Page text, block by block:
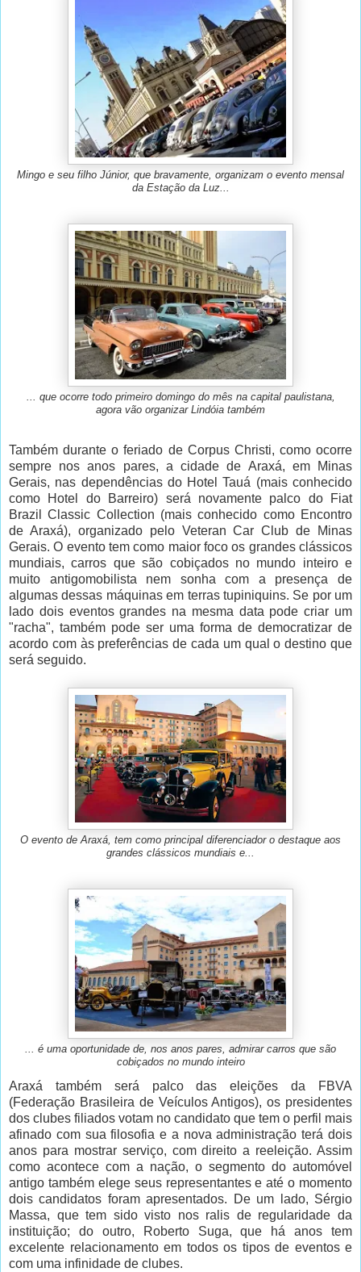
Mingo e seu filho Júnior, que bravamente, organizam o evento mensal
da Estação da Luz...
... que ocorre todo primeiro domingo do mês na capital paulistana,
agora vão organizar Lindóia também
Também durante o feriado de Corpus Christi, como ocorre
sempre nos anos pares, a cidade de Araxá, em Minas
Gerais, nas dependências do Hotel Tauá (mais conhecido
como Hotel do Barreiro) será novamente palco do Fiat
Brazil Classic Collection (mais conhecido como Encontro
de Araxá), organizado pelo Veteran Car Club de Minas
Gerais. O evento tem como maior foco os grandes clássicos
mundiais, carros que são cobiçados no mundo inteiro e
muito antigomobilista nem sonha com a presença de
algumas dessas máquinas em terras tupiniquins. Se por um
lado dois eventos grandes na mesma data pode criar um
"racha", também pode ser uma forma de democratizar de
acordo com às preferências de cada um qual o destino que
será seguido.
O evento de Araxá, tem como principal diferenciador o destaque aos
grandes clássicos mundiais e...
... é uma oportunidade de, nos anos pares, admirar carros que são
cobiçados no mundo inteiro
Araxá também será palco das eleições da FBVA
(Federação Brasileira de Veículos Antigos), os presidentes
dos clubes filiados votam no candidato que tem o perfil mais
afinado com sua filosofia e a nova administração terá dois
anos para mostrar serviço, com direito a reeleição. Assim
como acontece com a nação, o segmento do automóvel
antigo também elege seus representantes e até o momento
dois candidatos foram apresentados. De um lado, Sérgio
Massa, que tem sido visto nos ralis de regularidade da
instituição; do outro, Roberto Suga, que há anos tem
excelente relacionamento em todos os tipos de eventos e
com uma infinidade de clubes.